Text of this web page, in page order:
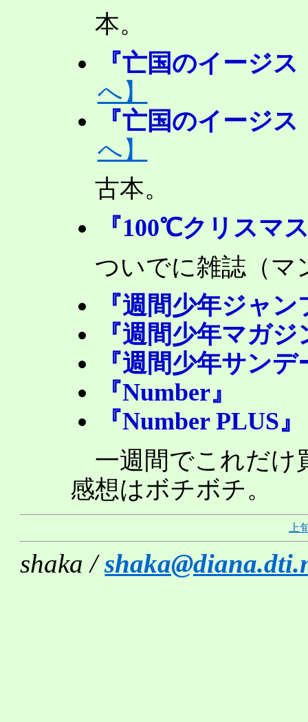
本。
『亡国のイージ
へ】
『亡国のイージ
へ】
古本。
『100℃クリスマ
ついでに雑誌（マ
『週間少年ジャン
『週間少年マガジ
『週間少年サンデ
『Number』
『Number PLUS』
一週間でこれだけ
感想はボチボチ。
上
shaka /